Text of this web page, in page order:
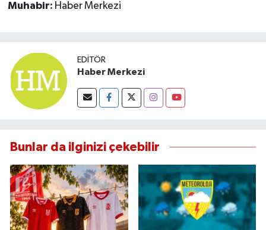
Muhabir: Haber Merkezi
EDITÖR
Haber Merkezi
Bunlar da ilginizi çekebilir